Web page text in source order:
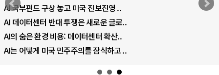
AI 국부펀드 구상 놓고 미국 진보진영 ..
AI 데이터센터 반대 투쟁은 새로운 글로..
AI의 숨은 환경 비용: 데이터센터 확산..
AI는 어떻게 미국 민주주의를 잠식하고 ..